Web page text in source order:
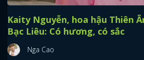
Kaity Nguyễn, hoa hậu Thiên
Bạc Liêu: Có hương, có sắc
Nga Cao